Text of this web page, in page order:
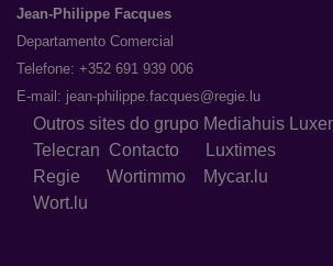
Jean-Philippe Facques
Departamento Comercial
Telefone: +352 691 939 006
E-mail: jean-philippe.facques@regie.lu
Outros sites do grupo Mediahuis
Telecran Contacto
Luxtimes
Regie Wortimmo
Mycar.lu
Wort.lu